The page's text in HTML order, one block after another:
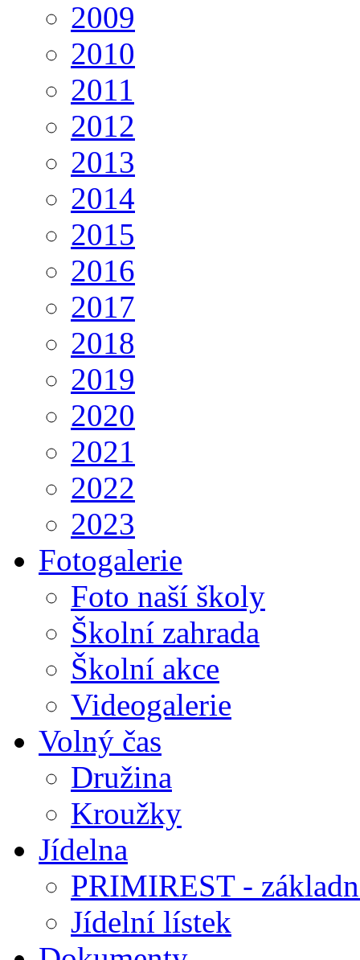
2009
2010
2011
2012
2013
2014
2015
2016
2017
2018
2019
2020
2021
2022
2023
Fotogalerie
Foto naší školy
Školní zahrada
Školní akce
Videogalerie
Volný čas
Družina
Kroužky
Jídelna
PRIMIREST -
Jídelní lístek